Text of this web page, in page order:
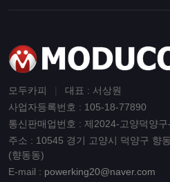
모두카피
대표 : 서상원
사업자등록번호 : 105-18-77890
통신판매업번호 : 제2024-고양덕양구
주소 : 10545 경기 고양시 덕양구 향
(향동동)
E-mail : powerking20@naver.com